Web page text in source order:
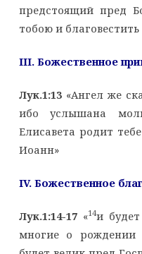
предстоящий пред
тобою и благовестить
III. Божественное
Лук.1:13«Ангел же
ибо услышана
Елисавета родит
Иоанн»
IV. Божественное
Лук.1:14-17«14и
многие о рождении